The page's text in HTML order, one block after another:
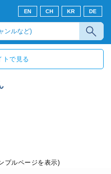
EN CH KR DE
トで見る
プルページを表示)